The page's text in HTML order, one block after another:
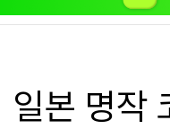
일본 명작